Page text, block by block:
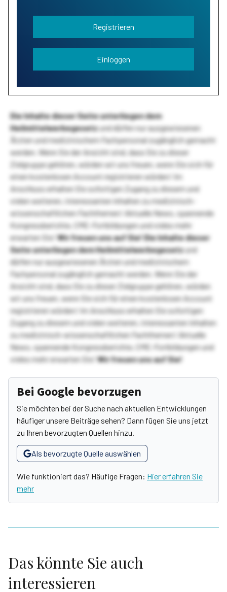
Registrieren
Einloggen
Die Inhalte dieser Seite unterliegen dem
Heilmittelwerbegesetzund dürfen nur ausgewiesenen
Ärzten und medizinischem Fachpersonal zugänglich gemacht
werden. Wenn Sie der Ansicht sind, dass Sie zu dieser
Zielgruppe gehören, würden wir uns freuen, wenn Sie sich für
einen kostenlosen Account registrieren würden! Im
Anschluss erhalten Sie sofortigen Zugang zu diesem und
vielen weiteren, interessanten Inhalten zu medizinisch-
wissenschaftlichen Fachthemen! Aktuelle News, spannende
Kongressberichte, CME-Fortbildungen und vieles mehr
erwarten Sie!Wir freuen uns auf Sie!Die Inhalte dieser
Seite unterliegen dem Heilmittelwerbegesetzund
dürfen nur ausgewiesenen Ärzten und medizinischem
Fachpersonal zugänglich gemacht werden. Wenn Sie der
Ansicht sind, dass Sie zu dieser Zielgruppe gehören, würden
wir uns freuen, wenn Sie sich für einen kostenlosen Account
registrieren würden! Im Anschluss erhalten Sie sofortigen
Zugang zu diesem und vielen weiteren, interessanten Inhalten
zu medizinisch-wissenschaftlichen Fachthemen! Aktuelle
News, spannende Kongressberichte, CME-Fortbildungen und
vieles mehr erwarten Sie!Wir freuen uns auf Sie!
Bei Google bevorzugen
Sie möchten bei der Suche nach aktuellen Entwicklungen
häufiger unsere Beiträge sehen? Dann fügen Sie uns jetzt
zu Ihren bevorzugten Quellen hinzu.
Als bevorzugte Quelle auswählen
Wie funktioniert das? Häufige Fragen: Hier erfahren Sie
mehr
Das könnte Sie auch
interessieren